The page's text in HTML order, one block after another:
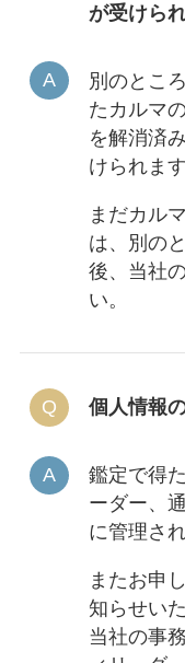
が受けら
別のとこ
たカルマ
を解消済
けられます
まだカル
は、別の
後、当社
い。
個人情報
鑑定で得
ーダー、
に管理さ
またお申
知らせい
当社の事